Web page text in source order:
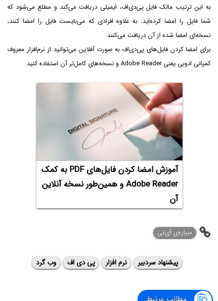
به این ترتیب مالک فایل پی‌دی‌اف، ایمیلی دریافت می‌کند و مطلع می‌شود که
شما فایل را امضا کرده‌اید. به علاوه افرادی که می‌بایست فایل را امضا کنند،
نسخه‌ای امضا شده از آن دریافت می‌کنند.
برای امضا کردن فایل‌های پی‌دی‌اف به صورت آفلاین می‌توانید از نرم‌افزار معروف
کمپانی ادوبی یعنی Adobe Reader و نسخه‌های کامل‌تر آن استفاده کنید.
آموزش امضا کردن فایل‌های PDF به کمک
Adobe Reader و همین‌طور نسخه آنلاین
آن
‌سیاره‌ی آی‌تی
پیشنهاد سردبیر نرم افزار پی دی اف وب گرد